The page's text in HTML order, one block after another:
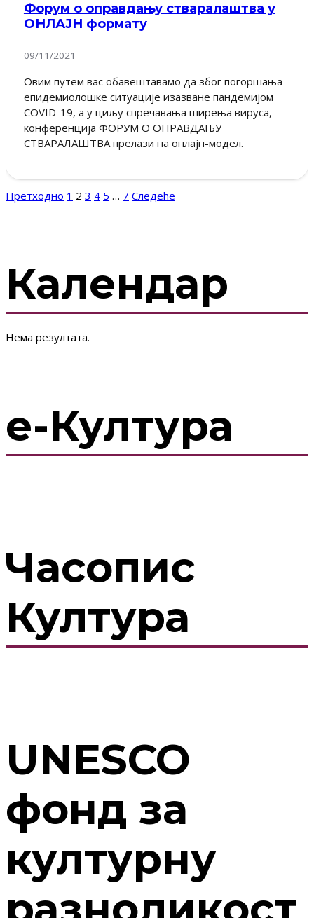
Форум о оправдању стваралаштва у
ОНЛАЈН формату
09/11/2021
Овим путем вас обавештавамо да због погоршања
епидемиолошке ситуације изазване пандемијом
COVID-19, а у циљу спречавања ширења вируса,
конференција ФОРУМ О ОПРАВДАЊУ
СТВАРАЛАШТВА прелази на онлајн-модел.
Претходно 1 2 3 4 5 … 7 Следеће
Календар
Нема резултата.
е-Култура
Часопис
Култура
UNESCO
фонд за
културну